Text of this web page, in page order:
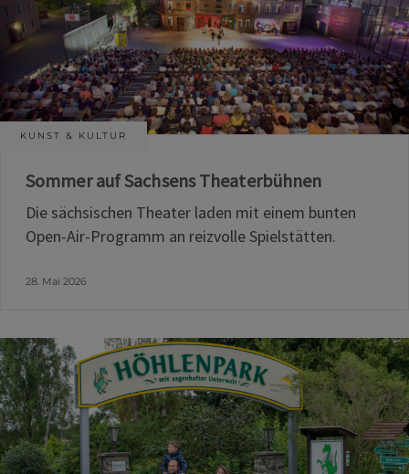
KUNST & KULTUR
Sommer auf Sachsens Theaterbühnen
Die sächsischen Theater laden mit einem bunten
Open-Air-Programm an reizvolle Spielstätten.
28. Mai 2026